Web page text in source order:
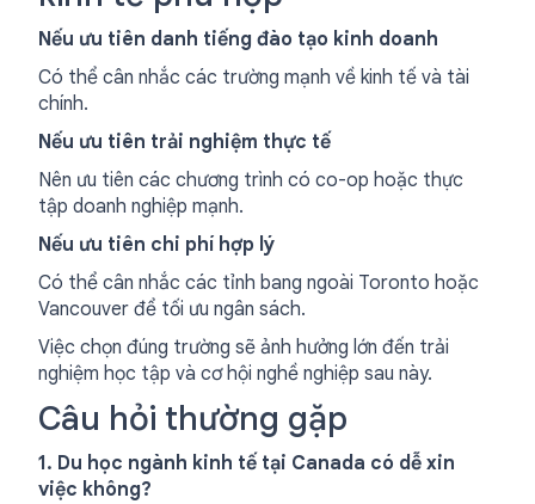
Nếu ưu tiên danh tiếng đào tạo kinh doanh
Có thể cân nhắc các trường mạnh về kinh tế và tài
chính.
Nếu ưu tiên trải nghiệm thực tế
Nên ưu tiên các chương trình có co-op hoặc thực
tập doanh nghiệp mạnh.
Nếu ưu tiên chi phí hợp lý
Có thể cân nhắc các tỉnh bang ngoài Toronto hoặc
Vancouver để tối ưu ngân sách.
Việc chọn đúng trường sẽ ảnh hưởng lớn đến trải
nghiệm học tập và cơ hội nghề nghiệp sau này.
Câu hỏi thường gặp
1. Du học ngành kinh tế tại Canada có dễ xin
việc không?